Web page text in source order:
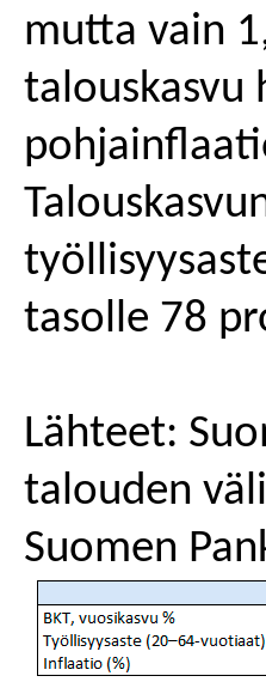
mutta vain
talouskasvu
tasolle 78
Lähteet:
talouden
Suomen